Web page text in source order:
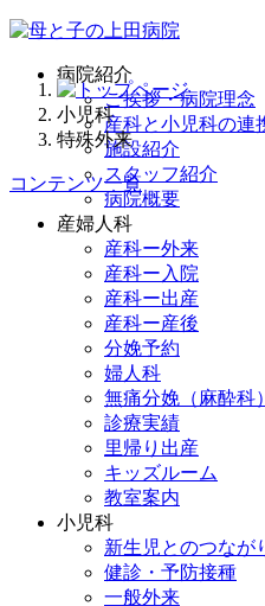
病院紹介
ご挨拶・病院理念
産科と小児科の連
施設紹介
スタッフ紹介
病院概要
産婦人科
産科ー外来
産科ー入院
産科ー出産
産科ー産後
分娩予約
婦人科
無痛分娩（麻酔科）
診療実績
里帰り出産
キッズルーム
教室案内
小児科
新生児とのつなが
健診・予防接種
一般外来
小児科
特殊外来
コンテンツ一覧